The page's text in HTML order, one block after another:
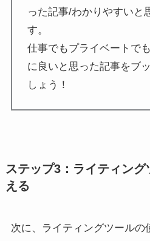
った記事/わかりやすいと
す。
仕事でもプライベートで
に良いと思った記事をブ
しょう！
ステップ3：ライティン
える
次に、ライティングツールの